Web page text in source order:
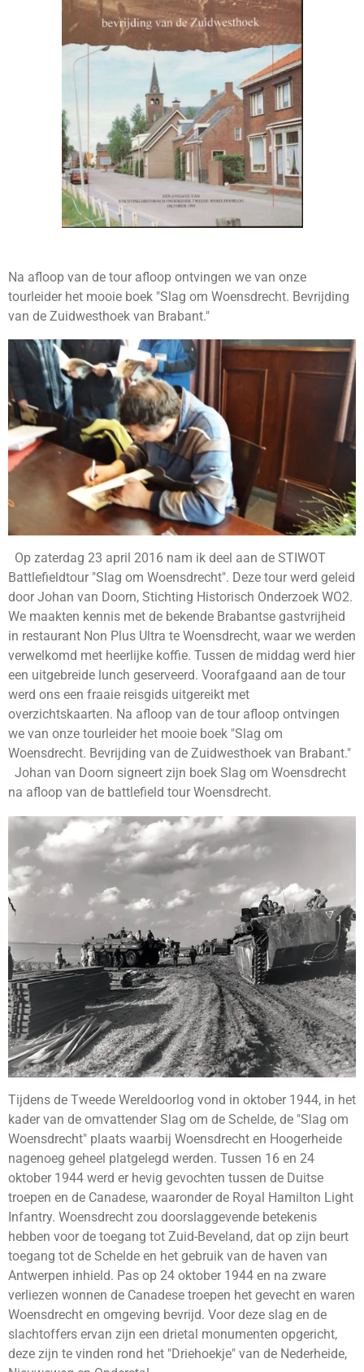
Na afloop van de tour afloop ontvingen we van onze
tourleider het mooie boek "Slag om Woensdrecht. Bevrijding
van de Zuidwesthoek van Brabant."
Op zaterdag 23 april 2016 nam ik deel aan de STIWOT
Battlefieldtour "Slag om Woensdrecht". Deze tour werd geleid
door Johan van Doorn, Stichting Historisch Onderzoek WO2.
We maakten kennis met de bekende Brabantse gastvrijheid
in restaurant Non Plus Ultra te Woensdrecht, waar we werden
verwelkomd met heerlijke koffie. Tussen de middag werd hier
een uitgebreide lunch geserveerd. Voorafgaand aan de tour
werd ons een fraaie reisgids uitgereikt met
overzichtskaarten. Na afloop van de tour afloop ontvingen
we van onze tourleider het mooie boek "Slag om
Woensdrecht. Bevrijding van de Zuidwesthoek van Brabant."
Johan van Doorn signeert zijn boek Slag om Woensdrecht
na afloop van de battlefield tour Woensdrecht.
Tijdens de Tweede Wereldoorlog vond in oktober 1944, in het
kader van de omvattender Slag om de Schelde, de "Slag om
Woensdrecht" plaats waarbij Woensdrecht en Hoogerheide
nagenoeg geheel platgelegd werden. Tussen 16 en 24
oktober 1944 werd er hevig gevochten tussen de Duitse
troepen en de Canadese, waaronder de Royal Hamilton Light
Infantry. Woensdrecht zou doorslaggevende betekenis
hebben voor de toegang tot Zuid-Beveland, dat op zijn beurt
toegang tot de Schelde en het gebruik van de haven van
Antwerpen inhield. Pas op 24 oktober 1944 en na zware
verliezen wonnen de Canadese troepen het gevecht en waren
Woensdrecht en omgeving bevrijd. Voor deze slag en de
slachtoffers ervan zijn een drietal monumenten opgericht,
deze zijn te vinden rond het "Driehoekje" van de Nederheide,